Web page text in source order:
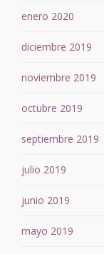
enero 2020
diciembre 2019
noviembre 2019
octubre 2019
septiembre 2019
julio 2019
junio 2019
mayo 2019